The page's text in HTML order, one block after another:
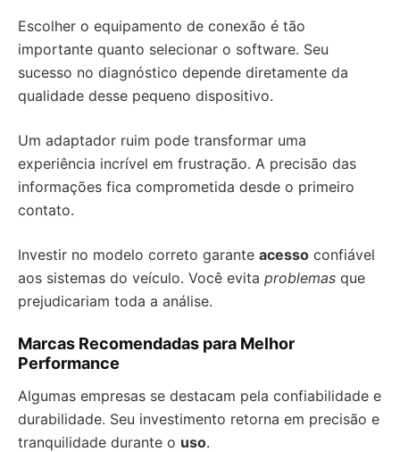
Escolher o equipamento de conexão é tão
importante quanto selecionar o software. Seu
sucesso no diagnóstico depende diretamente da
qualidade desse pequeno dispositivo.
Um adaptador ruim pode transformar uma
experiência incrível em frustração. A precisão das
informações fica comprometida desde o primeiro
contato.
Investir no modelo correto garante acesso confiável
aos sistemas do veículo. Você evita problemas que
prejudicariam toda a análise.
Marcas Recomendadas para Melhor
Performance
Algumas empresas se destacam pela confiabilidade e
durabilidade. Seu investimento retorna em precisão e
tranquilidade durante o uso.